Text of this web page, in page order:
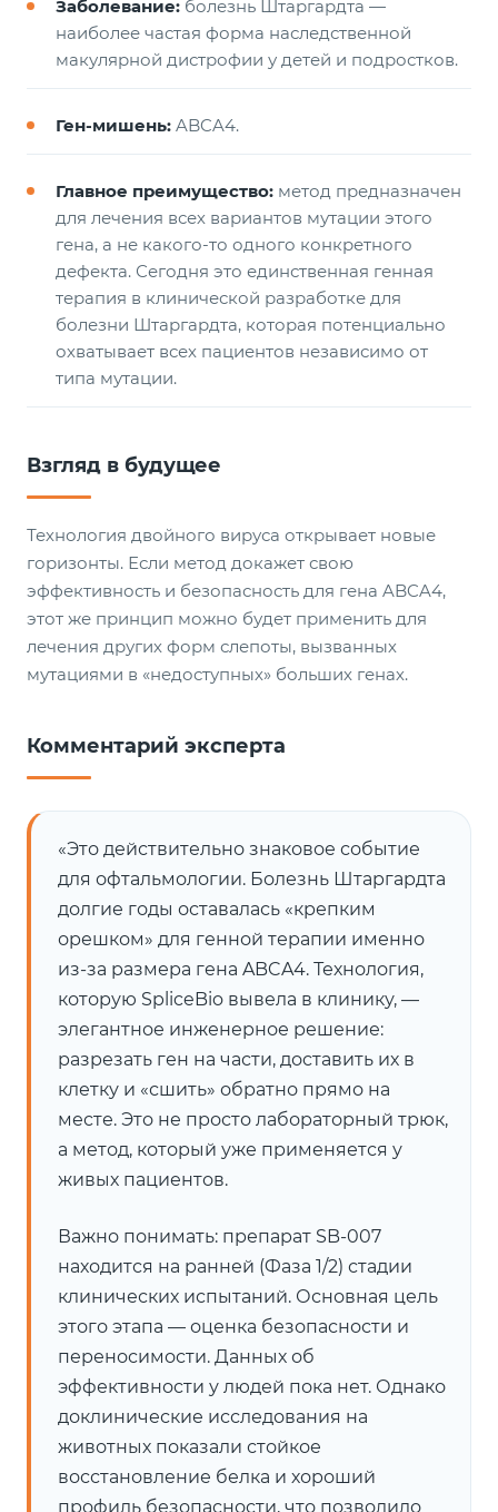
Заболевание: болезнь Штаргардта —
наиболее частая форма наследственной
макулярной дистрофии у детей и подростков.
Ген-мишень: ABCA4.
Главное преимущество: метод предназначен
для лечения всех вариантов мутации этого
гена, а не какого-то одного конкретного
дефекта. Сегодня это единственная генная
терапия в клинической разработке для
болезни Штаргардта, которая потенциально
охватывает всех пациентов независимо от
типа мутации.
Взгляд в будущее
Технология двойного вируса открывает новые
горизонты. Если метод докажет свою
эффективность и безопасность для гена ABCA4,
этот же принцип можно будет применить для
лечения других форм слепоты, вызванных
мутациями в «недоступных» больших генах.
Комментарий эксперта
«Это действительно знаковое событие
для офтальмологии. Болезнь Штаргардта
долгие годы оставалась «крепким
орешком» для генной терапии именно
из-за размера гена ABCA4. Технология,
которую SpliceBio вывела в клинику, —
элегантное инженерное решение:
разрезать ген на части, доставить их в
клетку и «сшить» обратно прямо на
месте. Это не просто лабораторный трюк,
а метод, который уже применяется у
живых пациентов.
Важно понимать: препарат SB-007
находится на ранней (Фаза 1/2) стадии
клинических испытаний. Основная цель
этого этапа — оценка безопасности и
переносимости. Данных об
эффективности у людей пока нет. Однако
доклинические исследования на
животных показали стойкое
восстановление белка и хороший
профиль безопасности, что позволило